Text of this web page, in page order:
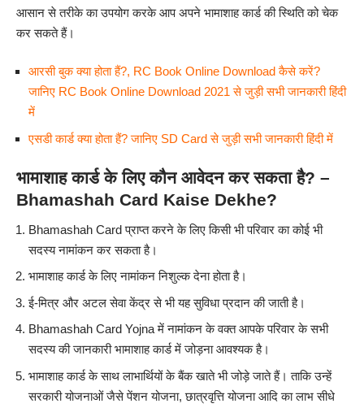
आसान से तरीके का उपयोग करके आप अपने भामाशाह कार्ड की स्थिति को चेक
कर सकते हैं।
आरसी बुक क्या होता हैं?, RC Book Online Download कैसे करें?
जानिए RC Book Online Download 2021 से जुड़ी सभी जानकारी हिंदी
में
एसडी कार्ड क्या होता हैं? जानिए SD Card से जुड़ी सभी जानकारी हिंदी में
भामाशाह कार्ड के लिए कौन आवेदन कर सकता है? –
Bhamashah Card Kaise Dekhe?
Bhamashah Card प्राप्त करने के लिए किसी भी परिवार का कोई भी
सदस्य नामांकन कर सकता है।
भामाशाह कार्ड के लिए नामांकन निशुल्क देना होता है।
ई-मित्र और अटल सेवा केंद्र से भी यह सुविधा प्रदान की जाती है।
Bhamashah Card Yojna में नामांकन के वक्त आपके परिवार के सभी
सदस्य की जानकारी भामाशाह कार्ड में जोड़ना आवश्यक है।
भामाशाह कार्ड के साथ लाभार्थियों के बैंक खाते भी जोड़े जाते हैं। ताकि उन्हें
सरकारी योजनाओं जैसे पेंशन योजना, छात्रवृत्ति योजना आदि का लाभ सीधे